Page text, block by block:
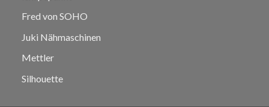
Fred von SOHO
Juki Nähmaschinen
Mettler
Silhouette